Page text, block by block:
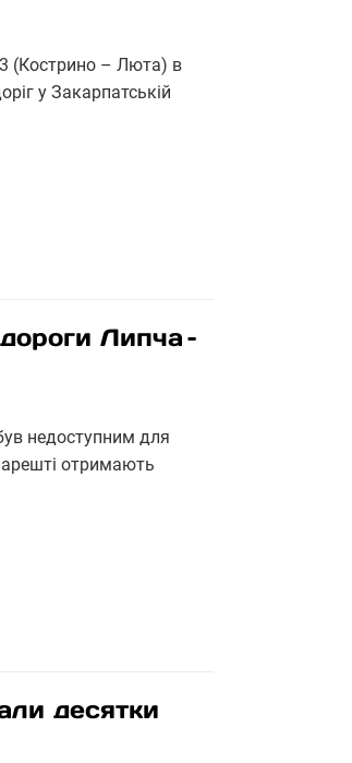
(Кострино – Люта) в
у Закарпатській
Липча –
недоступним для
отримають
десятки